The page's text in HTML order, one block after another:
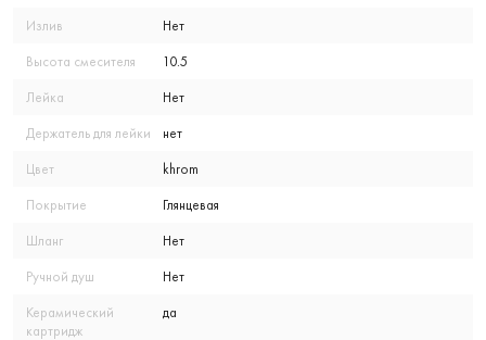
Излив Нет
Высота смесителя 10.5
Лейка Нет
Держатель для лейки нет
Цвет khrom
Покрытие Глянцевая
Шланг Нет
Ручной душ Нет
Керамический
картридж
да